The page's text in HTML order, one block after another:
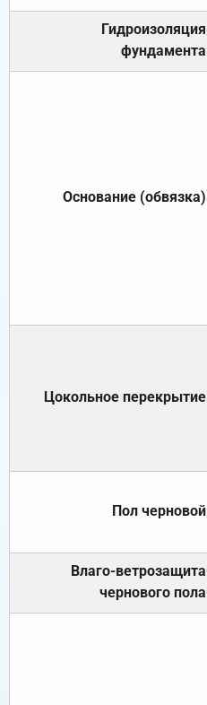
Гидроизоляция
фундамента
Основание (обвязка)
Цокольное перекрытие
Пол черновой
Влаго-ветрозащита
чернового пола